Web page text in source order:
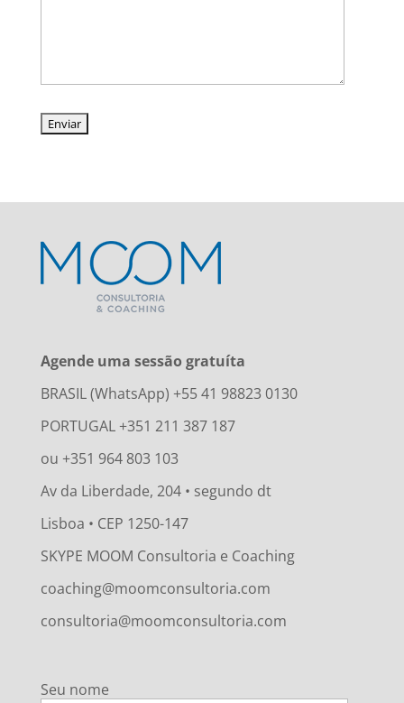
Agende uma sessão gratuíta
BRASIL (WhatsApp) +55 41 98823 0130
PORTUGAL +351 211 387 187
ou +351 964 803 103
Av da Liberdade, 204 • segundo dt
Lisboa • CEP 1250-147
SKYPE MOOM Consultoria e Coaching
coaching@moomconsultoria.com
consultoria@moomconsultoria.com
Seu nome